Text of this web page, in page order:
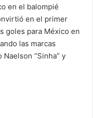
en el balompié
en el primer
goles para México en
las marcas
“Sinha” y